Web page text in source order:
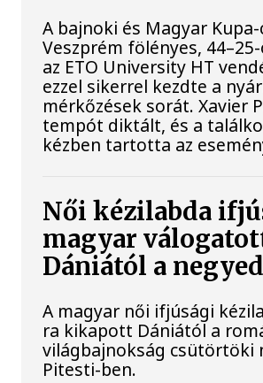
A bajnoki és Magyar
Veszprém fölényes,
az ETO University HT
ezzel sikerrel kezdte a
mérkőzések sorát. Xavier
tempót diktált, és a
kézben tartotta az
Női kézilabda
magyar
Dániától a
A magyar női ifjúsági
ra kikapott Dániától a
világbajnokság csütörtöki
Pitesti-ben.